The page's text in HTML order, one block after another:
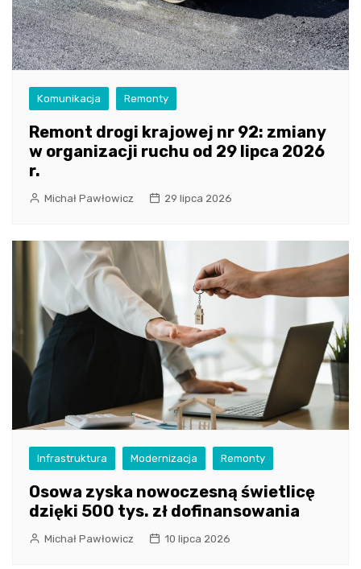
Komunikacja Remonty
Remont drogi krajowej nr 92: zmiany
w organizacji ruchu od 29 lipca 2026
r.
Michał Pawłowicz 29 lipca 2026
Infrastruktura Modernizacja Remonty
Osowa zyska nowoczesną świetlicę
dzięki 500 tys. zł dofinansowania
Michał Pawłowicz 10 lipca 2026